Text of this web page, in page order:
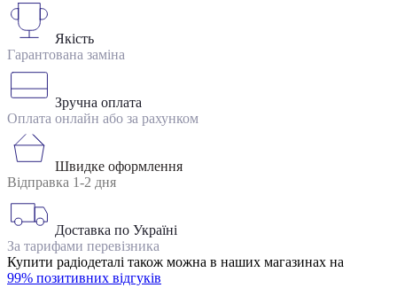
Якість
Гарантована заміна
Зручна оплата
Оплата онлайн або за рахунком
Швидке оформлення
Відправка 1-2 дня
Доставка по Україні
За тарифами перевізника
Купити радіодеталі також можна в наших магазинах на
99% позитивних відгуків